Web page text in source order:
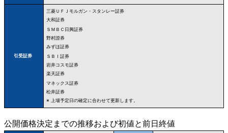
引受証券
三菱ＵＦＪモルガン・スタンレー証券
大和証券
ＳＭＢＣ日興証券
野村證券
みずほ証券
ＳＢＩ証券
岩井コスモ証券
楽天証券
マネックス証券
松井証券
※ 上場予定日の確定に合わせて更新します。
公開価格決定までの推移および初値と前日終値